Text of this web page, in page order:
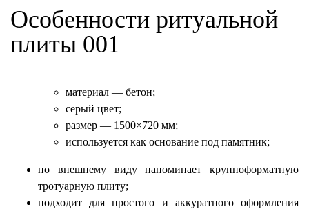
Особенности ритуальной
плиты 001
материал — бетон;
серый цвет;
размер — 1500×720 мм;
используется как основание под памятник;
по внешнему виду напоминает крупноформатную
тротуарную плиту;
подходит для простого и аккуратного оформления